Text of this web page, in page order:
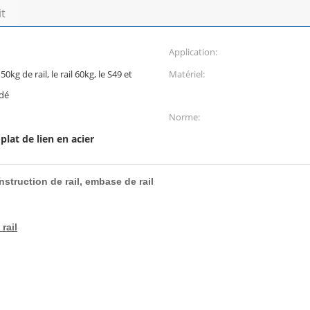
Application:
de rail, le rail 60kg, le S49 et
Matériel:
Norme:
plat de lien en acier
de rail, embase de rail
rail